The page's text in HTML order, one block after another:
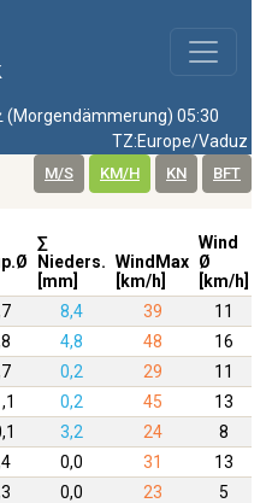
(Morgendämmerung) 05:30
TZ:Europe/Vaduz
M/S KM/H KN BFT
∑
Nieders.
[mm]
WindMax
[km/h]
Wind
Ø
[km/h]
8,4 39 11
4,8 48 16
0,2 29 11
0,2 45 13
3,2 24 8
0,0 31
13
0,0 23
5